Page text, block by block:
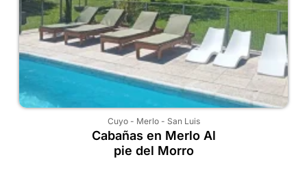
Cuyo- Merlo- San Luis
Cabañas en Merlo Al
pie del Morro